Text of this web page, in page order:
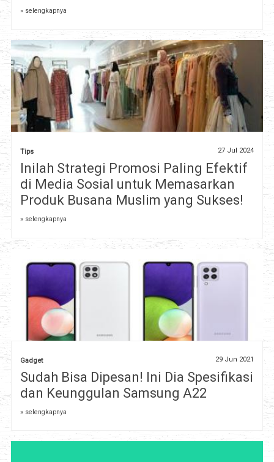
» selengkapnya
Tips 27 Jul 2024
Inilah Strategi Promosi Paling Efektif
di Media Sosial untuk Memasarkan
Produk Busana Muslim yang Sukses!
» selengkapnya
Gadget 29 Jun 2021
Sudah Bisa Dipesan! Ini Dia Spesifikasi
dan Keunggulan Samsung A22
» selengkapnya